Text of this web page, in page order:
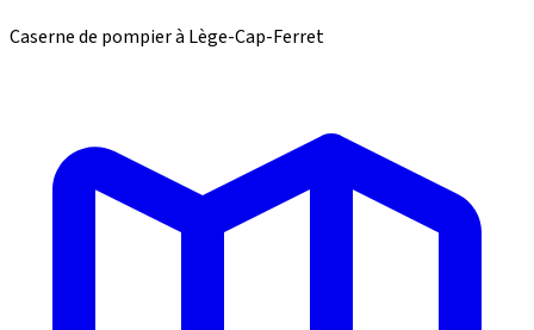
Caserne de pompier à Lège-Cap-Ferret